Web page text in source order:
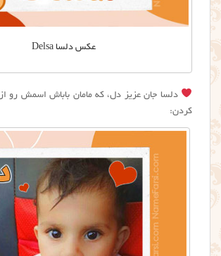
عکس دلسا Delsa
دلسا جان عزیز دل، که مامان باباش اسمش رو از
کردن: